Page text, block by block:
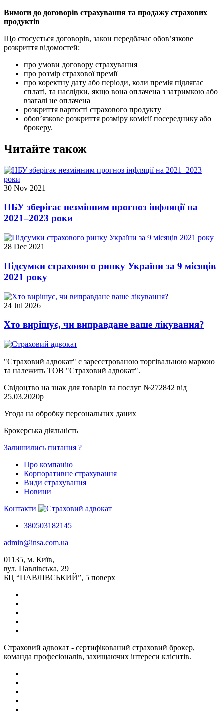
Вимоги до договорів страхування та продажу страхових
продуктів
Що стосується договорів, закон передбачає обов’язкове
розкриття відомостей:
про умови договору страхування
про розмір страхової премії
про коректну дату або періоди, коли премія підлягає
сплаті, та наслідки, якщо вона оплачена з затримкою або
взагалі не оплачена
розкриття вартості страхового продукту
обов’язкове розкриття розміру комісії посереднику або
брокеру.
Читайте також
30 Nov 2021
НБУ зберігає незмінним прогноз інфляції на
2021–2023 роки
28 Dec 2021
Підсумки страхового ринку України за 9 місяців
2021 року
24 Jul 2026
Хто вирішує, чи виправдане ваше лікування?
"Страховий адвокат" є зареєстрованою торгівальною маркою
та належить ТОВ "Страховий адвокат".
Свідоцтво на знак для товарів та послуг №272842 від
25.03.2020р
Угода на обробку персональних даних
Брокерська діяльність
Залишились питання ?
Про компанію
Корпоративне страхування
Види страхування
Новини
Контакти
380503182145
admin@insa.com.ua
01135, м. Київ,
вул. Павлівська, 29
БЦ “ПАВЛІВСЬКИЙ”, 5 поверх
Страховий адвокат - сертифікований страховий брокер,
команда професіоналів, захищаючих інтереси клієнтів.